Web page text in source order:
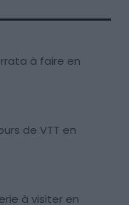
à faire en
de VTT en
à visiter en